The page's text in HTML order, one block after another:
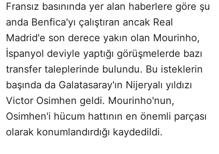
Fransız basınında yer alan haberlere göre şu
anda Benfica'yı çalıştıran ancak Real
Madrid'e son derece yakın olan Mourinho,
İspanyol deviyle yaptığı görüşmelerde bazı
transfer taleplerinde bulundu. Bu isteklerin
başında da Galatasaray'ın Nijeryalı yıldızı
Victor Osimhen geldi. Mourinho'nun,
Osimhen'i hücum hattının en önemli parçası
olarak konumlandırdığı kaydedildi.